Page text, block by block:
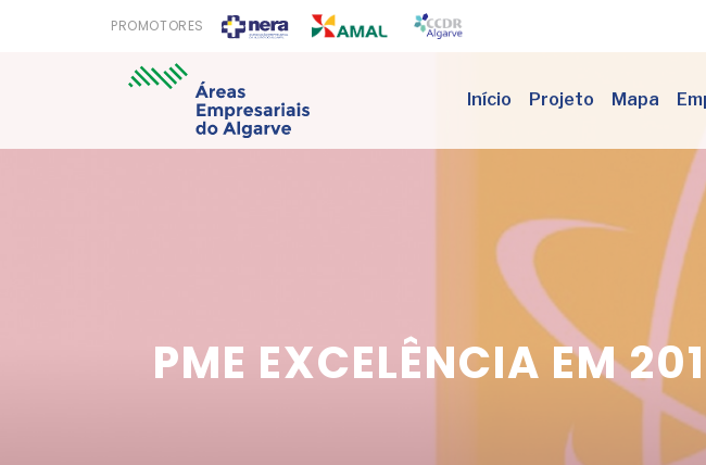
PROMOTORES
Início Projeto Mapa
PME EXCELÊNCIA EM